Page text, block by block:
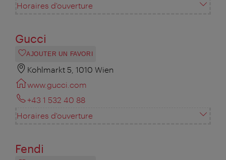
Horaires d'ouverture
Gucci
AJOUTER UN FAVORI
Kohlmarkt 5, 1010 Wien
www.gucci.com
+43 1 532 40 88
Horaires d'ouverture
Fendi